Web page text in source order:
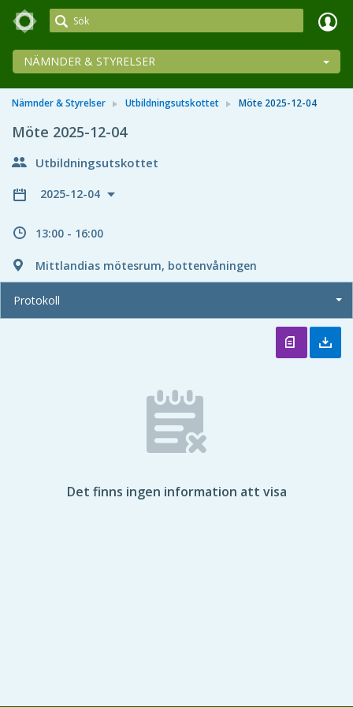
Meetings+
NÄMNDER & STYRELSER
Nämnder & Styrelser Utbildningsutskottet Möte 2025-12-04
Möte 2025-12-04
Utbildningsutskottet
2025-12-04
13:00 - 16:00
Mittlandias mötesrum, bottenvåningen
Protokoll
Det finns ingen information att visa